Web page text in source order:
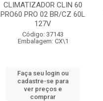
CLIMATIZADOR CLIN 60
PRO60 PRO 02 BR/CZ 60L
127V
Código: 37143
Embalagem: CX\1
Faça seu login ou
cadastre-se para
ver preços e
comprar